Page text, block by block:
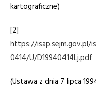
kartograficzne)
[2]
https://isap.sejm.gov.pl/
0414/U/D19940414Lj.pdf
(Ustawa z dnia 7 lipca